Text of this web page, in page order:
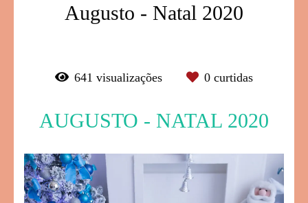
Augusto - Natal 2020
641 visualizações 0 curtidas
AUGUSTO - NATAL 2020